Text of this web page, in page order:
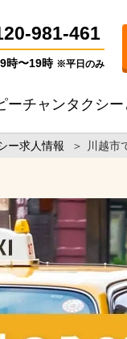
981-461
時〜19時 ※平日のみ
ーチャンタクシー
ー求人情報 ＞ 川越市